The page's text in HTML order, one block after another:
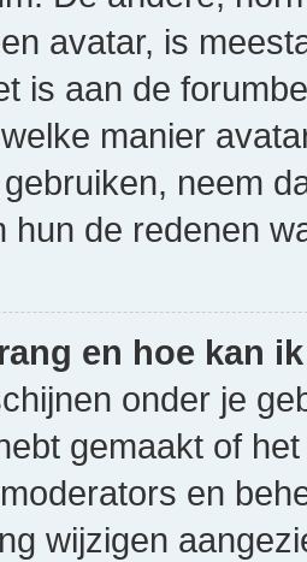
avatar, is
is aan de
manier
neem
hun de redenen
en hoe kan
onder je
gemaakt of
en
wijzigen